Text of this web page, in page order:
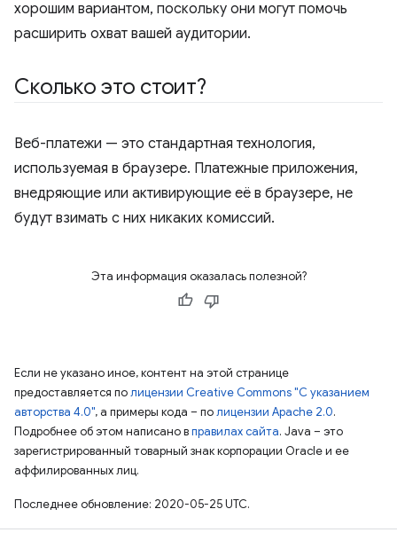
хорошим вариантом, поскольку они могут помочь
расширить охват вашей аудитории.
Сколько это стоит?
Веб-платежи — это стандартная технология,
используемая в браузере. Платежные приложения,
внедряющие или активирующие её в браузере, не
будут взимать с них никаких комиссий.
Эта информация оказалась полезной?
Если не указано иное, контент на этой странице
предоставляется полицензии Creative Commons "С указанием
авторства 4.0", а примеры кода – полицензии Apache 2.0.
Подробнее об этом написано вправилах сайта. Java – это
зарегистрированный товарный знак корпорации Oracle и ее
аффилированных лиц.
Последнее обновление: 2020-05-25 UTC.